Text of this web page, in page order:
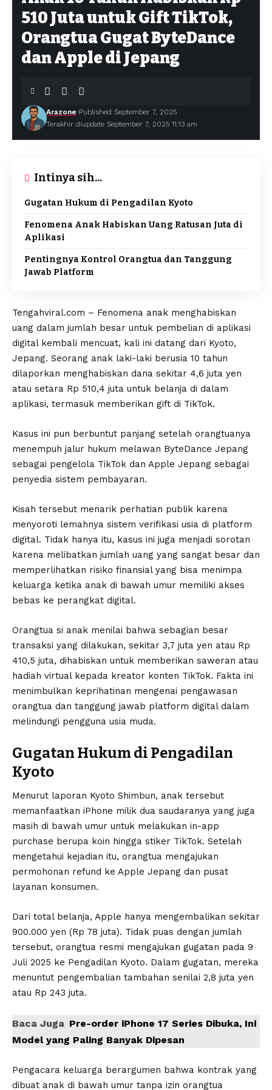
510 Juta untuk Gift TikTok,
Orangtua Gugat ByteDance
dan Apple di Jepang
Terakhir diupdate September 7, 2025 11:13 am
Arazone Published September 7, 2025
Intinya sih...
Gugatan Hukum di Pengadilan Kyoto
Fenomena Anak Habiskan Uang Ratusan Juta di
Aplikasi
Pentingnya Kontrol Orangtua dan Tanggung
Jawab Platform
Tengahviral.com – Fenomena anak menghabiskan
uang dalam jumlah besar untuk pembelian di aplikasi
digital kembali mencuat, kali ini datang dari Kyoto,
Jepang. Seorang anak laki-laki berusia 10 tahun
dilaporkan menghabiskan dana sekitar 4,6 juta yen
atau setara Rp 510,4 juta untuk belanja di dalam
aplikasi, termasuk memberikan gift di TikTok.
Kasus ini pun berbuntut panjang setelah orangtuanya
menempuh jalur hukum melawan ByteDance Jepang
sebagai pengelola TikTok dan Apple Jepang sebagai
penyedia sistem pembayaran.
Kisah tersebut menarik perhatian publik karena
menyoroti lemahnya sistem verifikasi usia di platform
digital. Tidak hanya itu, kasus ini juga menjadi sorotan
karena melibatkan jumlah uang yang sangat besar dan
memperlihatkan risiko finansial yang bisa menimpa
keluarga ketika anak di bawah umur memiliki akses
bebas ke perangkat digital.
Orangtua si anak menilai bahwa sebagian besar
transaksi yang dilakukan, sekitar 3,7 juta yen atau Rp
410,5 juta, dihabiskan untuk memberikan saweran atau
hadiah virtual kepada kreator konten TikTok. Fakta ini
menimbulkan keprihatinan mengenai pengawasan
orangtua dan tanggung jawab platform digital dalam
melindungi pengguna usia muda.
Gugatan Hukum di Pengadilan
Kyoto
Menurut laporan Kyoto Shimbun, anak tersebut
memanfaatkan iPhone milik dua saudaranya yang juga
masih di bawah umur untuk melakukan in-app
purchase berupa koin hingga stiker TikTok. Setelah
mengetahui kejadian itu, orangtua mengajukan
permohonan refund ke Apple Jepang dan pusat
layanan konsumen.
Dari total belanja, Apple hanya mengembalikan sekitar
900.000 yen (Rp 78 juta). Tidak puas dengan jumlah
tersebut, orangtua resmi mengajukan gugatan pada 9
Juli 2025 ke Pengadilan Kyoto. Dalam gugatan, mereka
menuntut pengembalian tambahan senilai 2,8 juta yen
atau Rp 243 juta.
Baca Juga Pre-order iPhone 17 Series Dibuka, Ini
Model yang Paling Banyak Dipesan
Pengacara keluarga berargumen bahwa kontrak yang
dibuat anak di bawah umur tanpa izin orangtua